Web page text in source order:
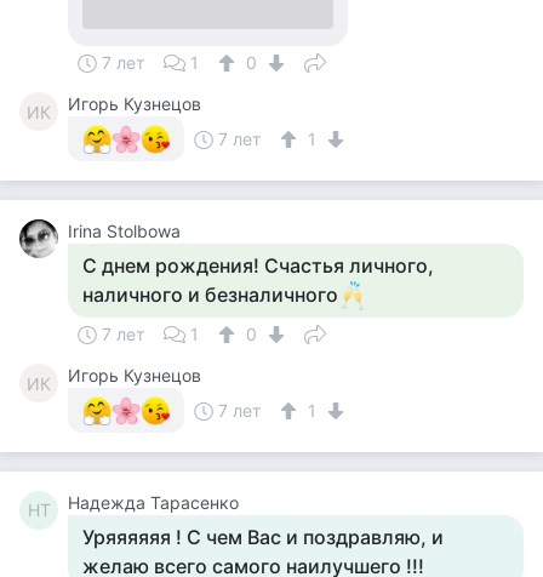
7 лет 1 0
ИК
Игорь Кузнецов
7 лет
1
Irina Stolbowa
С днем рождения! Счастья личного,
наличного и безналичного
7 лет 1 0
ИК
Игорь Кузнецов
7 лет
1
НТ Надежда Тарасенко
Уряяяяяя ! С чем Вас и поздравляю, и
желаю всего самого наилучшего !!!